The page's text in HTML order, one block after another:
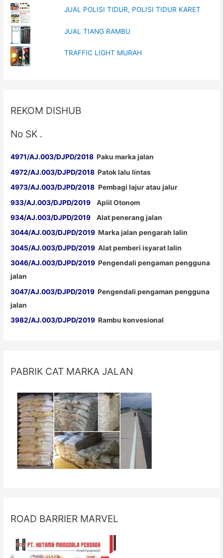
JUAL POLISI TIDUR, POLISI TIDUR KARET
JUAL TIANG RAMBU
TRAFFIC LIGHT MURAH
REKOM DISHUB
No SK .
4971/AJ.003/DJPD/2018 Paku marka jalan
4972/AJ.003/DJPD/2018 Patok lalu lintas
4973/AJ.003/DJPD/2018 Pembagi lajur atau jalur
933/AJ.003/DJPD/2019 Apiil Otonom
934/AJ.003/DJPD/2019 Alat penerang jalan
3044/AJ.003/DJPD/2019 Marka jalan pengarah lalin
3045/AJ.003/DJPD/2019 Alat pemberi isyarat lalin
3046/AJ.003/DJPD/2019 Pengendali pengaman pengguna
jalan
3047/AJ.003/DJPD/2019 Pengendali pengaman pengguna
jalan
3982/AJ.003/DJPD/2019 Rambu konvesional
PABRIK CAT MARKA JALAN
ROAD BARRIER MARVEL